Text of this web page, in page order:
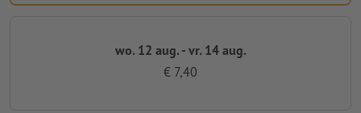
wo. 12 aug. - vr. 14 aug.
€ 7,40